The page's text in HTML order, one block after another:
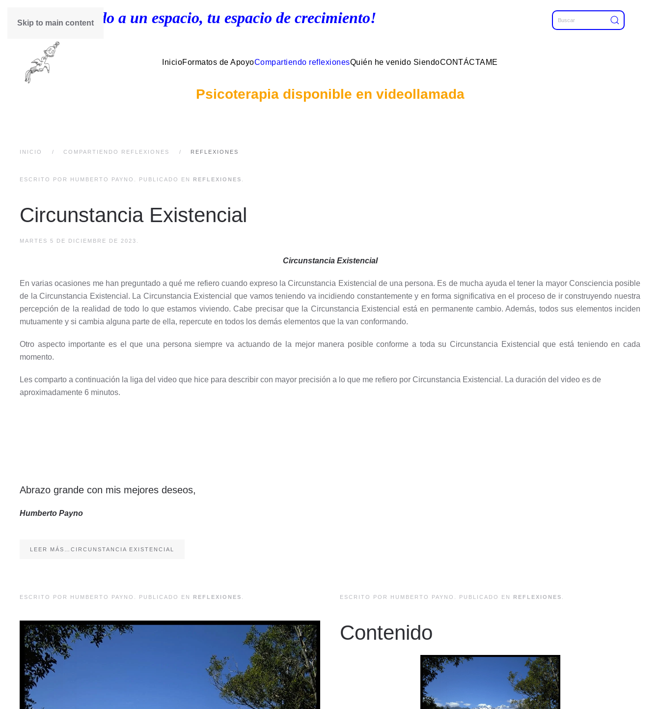
Skip to main content
¡Bienvenido a un espacio, tu espacio de crecimiento!
InicioFormatos de ApoyoCompartiendo reflexionesQuién he venido SiendoCONTÁCTAME
Psicoterapia disponible en videollamada
INICIO COMPARTIENDO REFLEXIONES REFLEXIONES
ESCRITO POR HUMBERTO PAYNO. PUBLICADO EN REFLEXIONES
Circunstancia Existencial
MARTES 5 DE DICIEMBRE DE 2023.
Circunstancia Existencial
En varias ocasiones me han preguntado a qué me refiero cuando expreso la Circunstancia Existencial de una persona. Es de mucha ayuda el tener la mayor Consciencia posible
de la Circunstancia Existencial. La Circunstancia Existencial que vamos teniendo va incidiendo constantemente y en forma significativa en el proceso de ir construyendo nuestra
percepción de la realidad de todo lo que estamos viviendo. Cabe precisar que la Circunstancia Existencial está en permanente cambio. Además, todos sus elementos inciden
mutuamente y si cambia alguna parte de ella, repercute en todos los demás elementos que la van conformando.
Otro aspecto importante es el que una persona siempre va actuando de la mejor manera posible conforme a toda su Circunstancia Existencial que está teniendo en cada
momento.
Les comparto a continuación la liga del video que hice para describir con mayor precisión a lo que me refiero por Circunstancia Existencial. La duración del video es de
aproximadamente 6 minutos.
Abrazo grande con mis mejores deseos,
Humberto Payno
LEER MÁS…CIRCUNSTANCIA EXISTENCIAL
ESCRITO POR HUMBERTO PAYNO. PUBLICADO EN REFLEXIONES ESCRITO POR HUMBERTO PAYNO. PUBLICADO EN REFLEXIONES
Contenido